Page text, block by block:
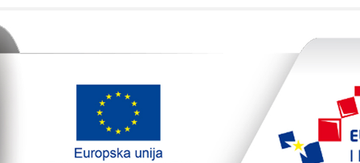
TopTim liga